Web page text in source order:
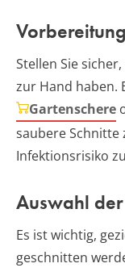
Vorbereitung
Stellen Sie
zur Hand haben.
Gartenschere
saubere Schnitte
Infektionsrisiko
Auswahl
Es ist wichtig,
geschnitten